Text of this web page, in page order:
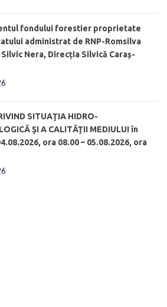
fondului forestier proprietate
administrat de RNP-Romsilva
Nera, Direcția Silvică Caraș-
SITUAŢIA HIDRO-
ŞI A CALITĂŢII MEDIULUI în
ora 08.00 – 05.08.2026, ora